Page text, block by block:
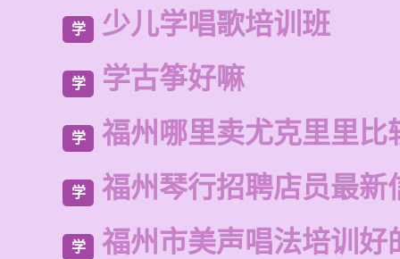
学 少儿学唱歌培训班
学 学古筝好嘛
学 福州哪里卖尤克里里比
学 福州琴行招聘店员最新
学 福州市美声唱法培训好